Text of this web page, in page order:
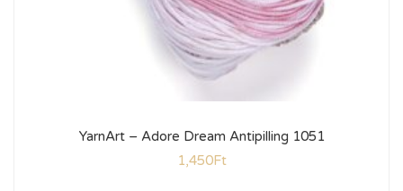
YarnArt – Adore Dream Antipilling 1051
1,450Ft